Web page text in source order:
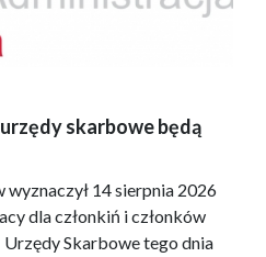
skarbowe będą
14 sierpnia 2026
dla członkiń i członków
Urzędy Skarbowe tego dnia